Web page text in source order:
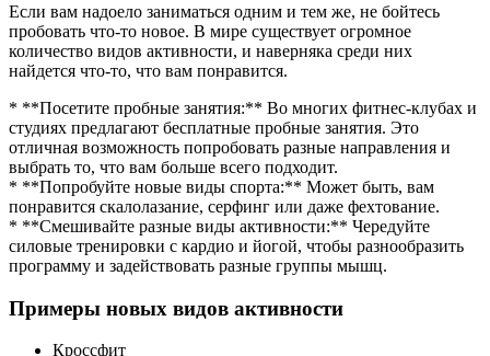
Если вам надоело заниматься одним и тем же, не бойтесь
пробовать что-то новое. В мире существует огромное
количество видов активности, и наверняка среди них
найдется что-то, что вам понравится.
* **Посетите пробные занятия:** Во многих фитнес-клубах и
студиях предлагают бесплатные пробные занятия. Это
отличная возможность попробовать разные направления и
выбрать то, что вам больше всего подходит.
* **Попробуйте новые виды спорта:** Может быть, вам
понравится скалолазание, серфинг или даже фехтование.
* **Смешивайте разные виды активности:** Чередуйте
силовые тренировки с кардио и йогой, чтобы разнообразить
программу и задействовать разные группы мышц.
Примеры новых видов активности
Кроссфит